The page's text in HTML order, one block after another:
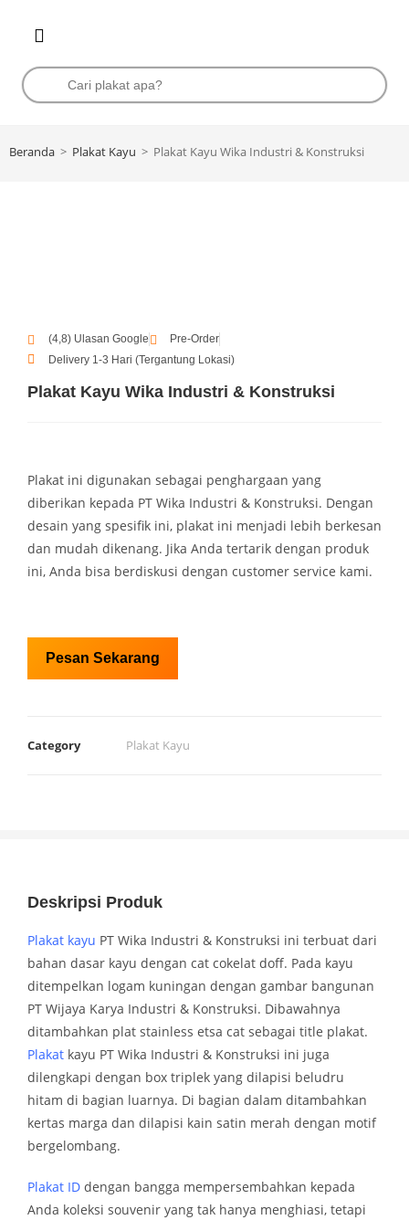
Beranda > Plakat Kayu > Plakat Kayu Wika Industri & Konstruksi
(4,8) Ulasan Google
Pre-Order
Delivery 1-3 Hari (Tergantung Lokasi)
Plakat Kayu Wika Industri & Konstruksi
Plakat ini digunakan sebagai penghargaan yang
diberikan kepada PT Wika Industri & Konstruksi. Dengan
desain yang spesifik ini, plakat ini menjadi lebih berkesan
dan mudah dikenang. Jika Anda tertarik dengan produk
ini, Anda bisa berdiskusi dengan customer service kami.
Pesan Sekarang
Category Plakat Kayu
Deskripsi Produk
Plakat kayu PT Wika Industri & Konstruksi ini terbuat dari
bahan dasar kayu dengan cat cokelat doff. Pada kayu
ditempelkan logam kuningan dengan gambar bangunan
PT Wijaya Karya Industri & Konstruksi. Dibawahnya
ditambahkan plat stainless etsa cat sebagai title plakat.
Plakat kayu PT Wika Industri & Konstruksi ini juga
dilengkapi dengan box triplek yang dilapisi beludru
hitam di bagian luarnya. Di bagian dalam ditambahkan
kertas marga dan dilapisi kain satin merah dengan motif
bergelombang.
Plakat ID dengan bangga mempersembahkan kepada
Anda koleksi souvenir yang tak hanya menghiasi, tetapi